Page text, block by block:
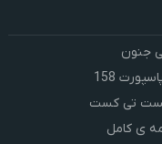
جنون
158
تی کست
ی کامل